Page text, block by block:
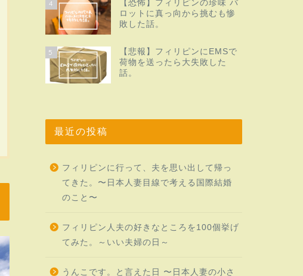
4
【恐怖】フィリピンの珍味 バ
ロットに真っ向から挑むも惨
敗した話。
5
【悲報】フィリピンにEMSで
荷物を送ったら大失敗した
話。
最近の投稿
フィリピンに行って、夫を思い出して帰っ
てきた。〜日本人妻目線で考える国際結婚
のこと〜
フィリピン人夫の好きなところを100個挙げ
てみた。～いい夫婦の日～
うんこです。と言えた日 〜日本人妻の小さ